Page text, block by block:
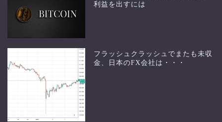
利益を出すには
フラッシュクラッシュでまたも未収
金、日本のFX会社は・・・